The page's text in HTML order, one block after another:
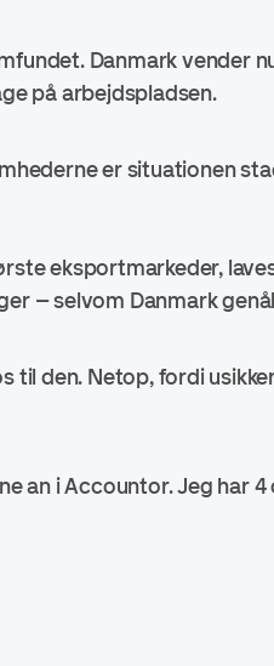
Danmark vender
på arbejdspladsen.
er situationen
eksportmarkeder,
– selvom Danmark
til den. Netop, fordi
an i Accountor. Jeg har 4